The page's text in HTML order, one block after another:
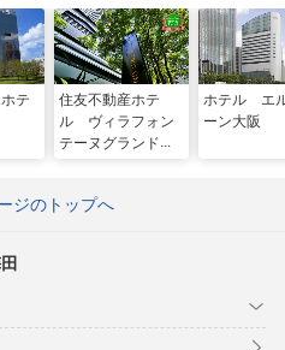
テ
住友不動産ホテ
ル ヴィラフォン
テーヌグランド大
ホテル エ
ーン大阪
ジのトップへ